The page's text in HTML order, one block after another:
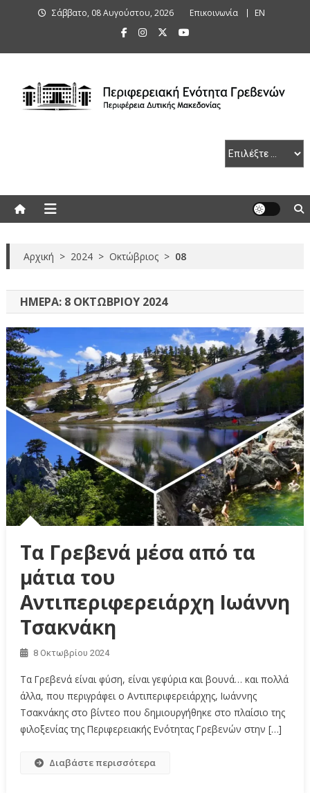
Σάββατο, 08 Αυγούστου, 2026 Επικοινωνία ΕΝ
Αρχική > 2024 > Οκτώβριος > 08
ΗΜΈΡΑ: 8 ΟΚΤΩΒΡΊΟΥ 2024
Τα Γρεβενά μέσα από τα
μάτια του
Αντιπεριφερειάρχη Ιωάννη
Τσακνάκη
8 Οκτωβρίου 2024
Τα Γρεβενά είναι φύση, είναι γεφύρια και βουνά… και πολλά
άλλα, που περιγράφει ο Αντιπεριφερειάρχης, Ιωάννης
Τσακνάκης στο βίντεο που δημιουργήθηκε στο πλαίσιο της
φιλοξενίας της Περιφερειακής Ενότητας Γρεβενών στην […]
Διαβάστε περισσότερα